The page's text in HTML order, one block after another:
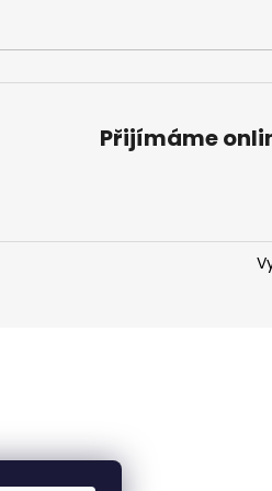
Přijímáme